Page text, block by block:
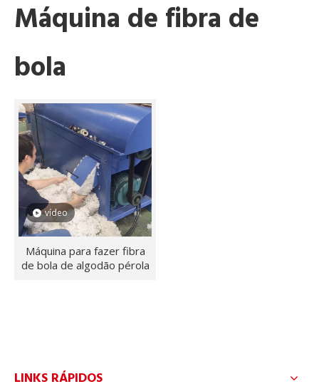
Almofadas para estofados
A linha de produção de enchimento de almofadas de
As linhas automáticas de produção de travesseiros
Máquina de fibra de
bola
vídeo
Máquina para fazer fibra
de bola de algodão pérola
LINKS RÁPIDOS